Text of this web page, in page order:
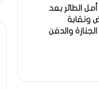
الطائر بعد
ونقابة
والدفن